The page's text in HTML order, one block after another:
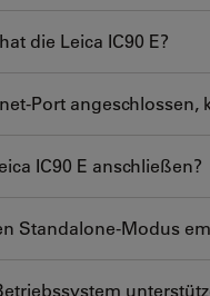
die Leica IC90 E?
Port
IC90 E anschließen?
Standalone-Modus